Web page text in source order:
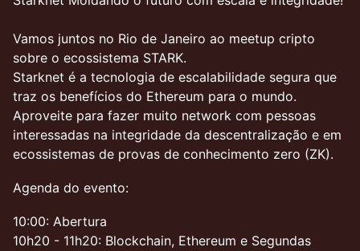
Vamos juntos no Rio de Janeiro ao meetup cripto
sobre o ecossistema STARK.
Starknet é a tecnologia de escalabilidade segura que
traz os benefícios do Ethereum para o mundo.
Aproveite para fazer muito network com pessoas
interessadas na integridade da descentralização e em
ecossistemas de provas de conhecimento zero (ZK).
​Agenda do evento:
10:00: Abertura​
10h20 - 11h20: Blockchain, Ethereum e Segundas